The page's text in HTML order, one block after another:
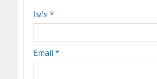
Ім'я *
Email *